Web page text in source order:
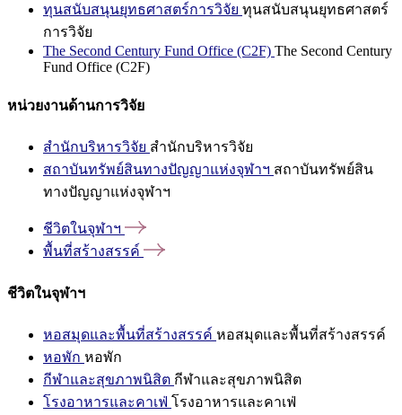
ทุนสนับสนุนยุทธศาสตร์การวิจัย ทุนสนับสนุนยุทธศาสตร์
การวิจัย
The Second Century Fund Office (C2F) The Second Century
Fund Office (C2F)
หน่วยงานด้านการวิจัย
สำนักบริหารวิจัย สำนักบริหารวิจัย
สถาบันทรัพย์สินทางปัญญาแห่งจุฬาฯ สถาบันทรัพย์สิน
ทางปัญญาแห่งจุฬาฯ
ชีวิตในจุฬาฯ
พื้นที่สร้างสรรค์
ชีวิตในจุฬาฯ
หอสมุดและพื้นที่สร้างสรรค์ หอสมุดและพื้นที่สร้างสรรค์
หอพัก หอพัก
กีฬาและสุขภาพนิสิต กีฬาและสุขภาพนิสิต
โรงอาหารและคาเฟ่ โรงอาหารและคาเฟ่